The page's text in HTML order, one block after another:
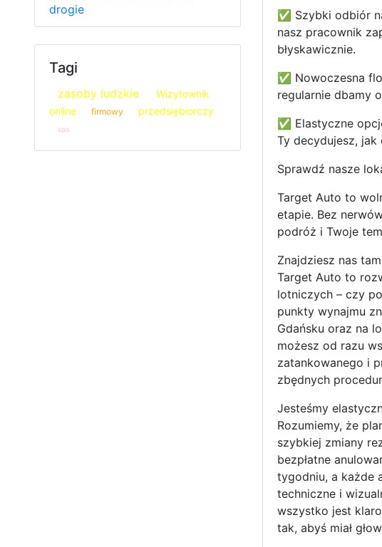
drogie
Tagi
zasoby ludzkie
Wizytownik
online
firmowy przedsiębiorczy
spis
✅ Szybki odbiór
nasz pracownik
błyskawicznie.
✅ Nowoczesna
regularnie dbamy
✅ Elastyczne
Ty decydujesz, jak
Sprawdź nasze
Target Auto to
etapie. Bez
podróż i Twoje
Znajdziesz nas
Target Auto to
lotniczych – czy
punkty wynajmu
Gdańsku oraz na
możesz od razu
zatankowanego i
zbędnych
Jesteśmy
Rozumiemy, że
szybkiej zmiany
bezpłatne
tygodniu, a każde
techniczne i
wszystko jest
tak, abyś miał